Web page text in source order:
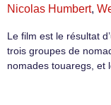
Nicolas Humbert,
Le film est le résultat
trois groupes de
nomades touaregs, et